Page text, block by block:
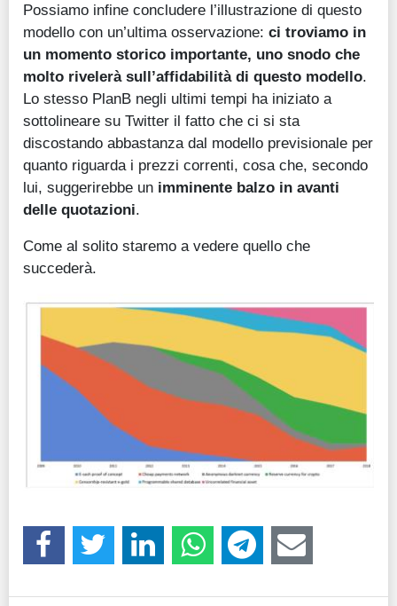
Possiamo infine concludere l’illustrazione di questo
modello con un’ultima osservazione: ci troviamo in
un momento storico importante, uno snodo che
molto rivelerà sull’affidabilità di questo modello.
Lo stesso PlanB negli ultimi tempi ha iniziato a
sottolineare su Twitter il fatto che ci si sta
discostando abbastanza dal modello previsionale per
quanto riguarda i prezzi correnti, cosa che, secondo
lui, suggerirebbe un imminente balzo in avanti
delle quotazioni.
Come al solito staremo a vedere quello che
succederà.